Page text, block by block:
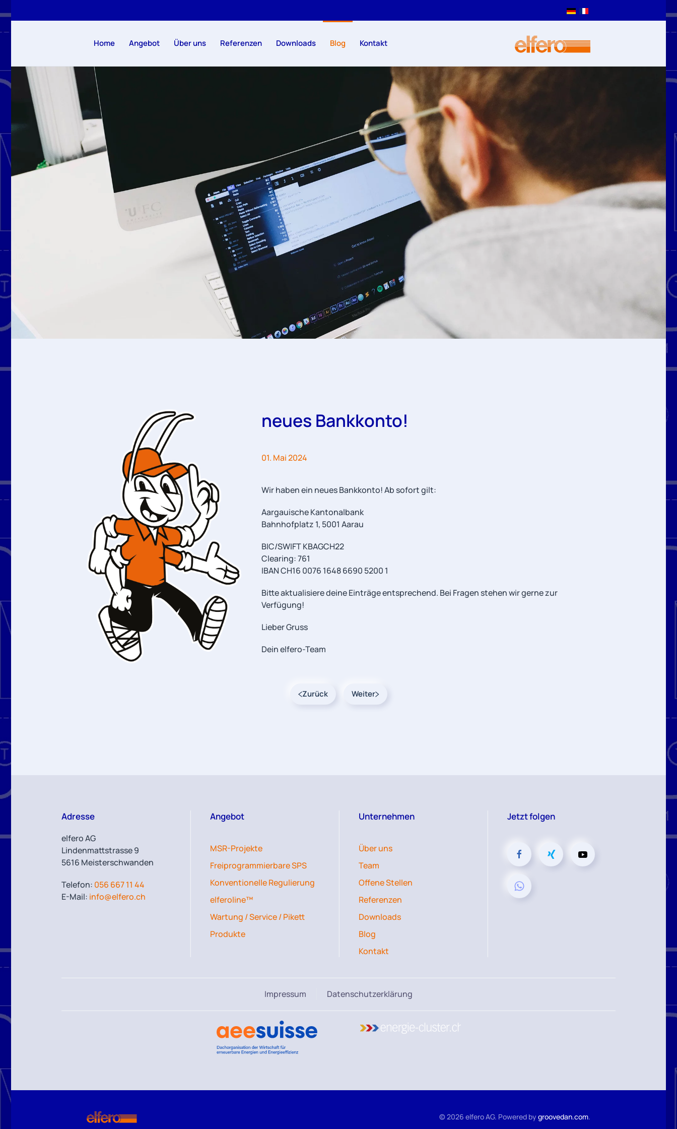
Home Angebot Über uns Referenzen Downloads Blog Kontakt
neues Bankkonto!
01. Mai 2024
Wir haben ein neues Bankkonto! Ab sofort gilt:
Aargauische Kantonalbank
Bahnhofplatz 1, 5001 Aarau
BIC/SWIFT KBAGCH22
Clearing: 761
IBAN CH16 0076 1648 6690 5200 1
Bitte aktualisiere deine Einträge entsprechend. Bei Fragen stehen wir gerne zur
Verfügung!
Lieber Gruss
Dein elfero-Team
Zurück Weiter
Adresse
elfero AG
Lindenmattstrasse 9
5616 Meisterschwanden
Telefon: 056 667 11 44
E-Mail: info@elfero.ch
Angebot
MSR-Projekte
Freiprogrammierbare SPS
Konventionelle Regulierung
elferoline™
Wartung / Service / Pikett
Produkte
Unternehmen
Über uns
Team
Offene Stellen
Referenzen
Downloads
Blog
Kontakt
Jetzt folgen
Impressum Datenschutzerklärung
©2026 elfero AG. Powered by groovedan.com.